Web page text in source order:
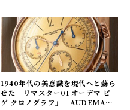
1940年代の美意識を現代へと蘇ら
せた「リマスター01 オーデマ ピ
ゲ クロノグラフ」｜AUDEMARS